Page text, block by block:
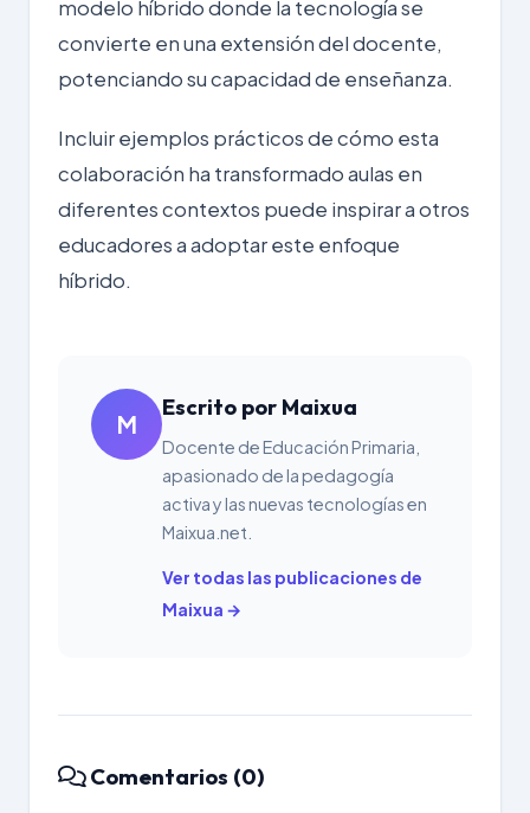
modelo híbrido donde la tecnología se
convierte en una extensión del docente,
potenciando su capacidad de enseñanza.
Incluir ejemplos prácticos de cómo esta
colaboración ha transformado aulas en
diferentes contextos puede inspirar a otros
educadores a adoptar este enfoque
híbrido.
M
Escrito por Maixua
Docente de Educación Primaria,
apasionado de la pedagogía
activa y las nuevas tecnologías en
Maixua.net.
Ver todas las publicaciones de
Maixua →
Comentarios (0)